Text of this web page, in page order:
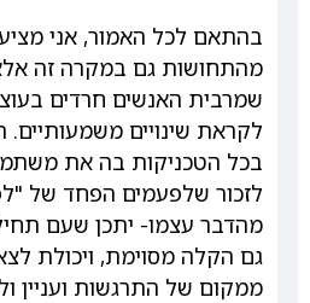
בהתאם לכל האמור, אני
מהתחושות גם במקרה זה
שמרבית האנשים חרדים
לקראת שינויים
בכל הטכניקות בה את
לזכור שלפעמים הפחד של
מהדבר עצמו- יתכן שעם
גם הקלה מסוימת, ויכולת
ממקום של התרגשות ועניין